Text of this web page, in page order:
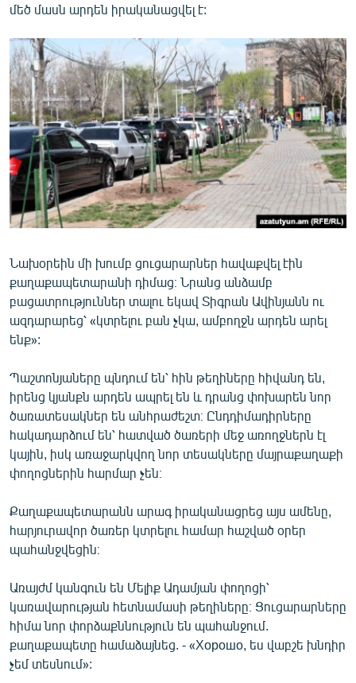
Русский
ՀԵՏԵՎԵՔ ՄԵԶ
«Ազատության» բոլոր կայքերը
մեծ մասն արդեն իրականացվել է:
Նախօրեին մի խումբ ցուցարարներ հավաքվել էին
քաղաքապետարանի դիմաց։ Նրանց անձամբ
բացատրություններ տալու եկավ Տիգրան Ավինյանն ու
ազդարարեց՝ «կտրելու բան չկա, ամբողջն արդեն արել
ենք»:
Պաշտոնյաները պնդում են՝ հին թեղիները հիվանդ են,
իրենց կյանքն արդեն ապրել են և դրանց փոխարեն նոր
ծառատեսակներ են անհրաժեշտ։ Ընդդիմադիրները
հակադարձում են՝ հատված ծառերի մեջ առողջներն էլ
կային, իսկ առաջարկվող նոր տեսակները մայրաքաղաքի
փողոցներին հարմար չեն։
Քաղաքապետարանն արագ իրականացրեց այս ամենը,
հարյուրավոր ծառեր կտրելու համար հաշված օրեր
պահանջվեցին։
Առայժմ կանգուն են Մելիք Ադամյան փողոցի՝
կառավարության հետնամասի թեղիները։ Ցուցարարները
հիմա նոր փորձաքննություն են պահանջում.
քաղաքապետը համաձայնեց. - «Хорошо, ես վաբշե խնդիր
չեմ տեսնում»: